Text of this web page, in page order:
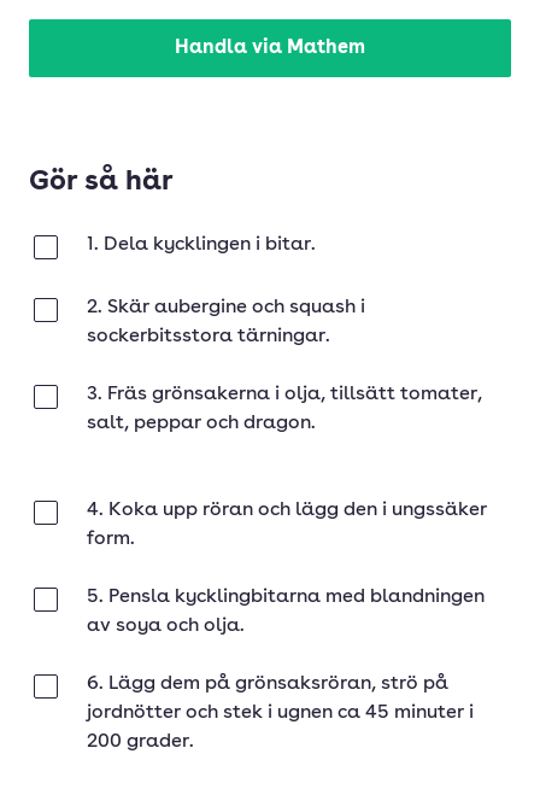
Handla via Mathem
Gör så här
1. Dela kycklingen i bitar.
2. Skär aubergine och squash i
sockerbitsstora tärningar.
3. Fräs grönsakerna i olja, tillsätt tomater,
salt, peppar och dragon.
4. Koka upp röran och lägg den i ungssäker
form.
5. Pensla kycklingbitarna med blandningen
av soya och olja.
6. Lägg dem på grönsaksröran, strö på
jordnötter och stek i ugnen ca 45 minuter i
200 grader.